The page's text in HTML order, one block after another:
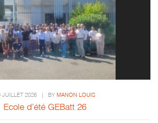
JUILLET 2026 BY MANON LOUIS
Ecole d’été GEBatt 26